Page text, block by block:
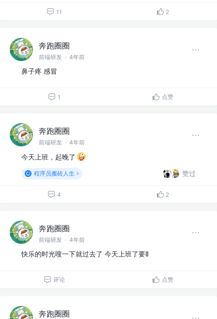
11 2
奔跑圈圈
前端研发 · 4年前
鼻子疼 感冒
1 点赞
奔跑圈圈
前端研发 · 4年前
今天上班，起晚了
程序员搬砖人生 赞过
4 2
奔跑圈圈
前端研发 · 4年前
快乐的时光嗖一下就过去了 今天上班了要🚦
评论 点赞
奔跑圈圈